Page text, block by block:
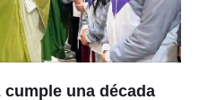
una década